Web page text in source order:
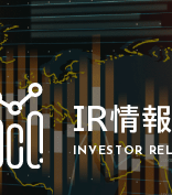
IR情報
INVESTOR